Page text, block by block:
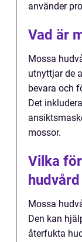
använder
Vad är
Mossa
utnyttjar de
bevara och
Det
mossor.
Vilka
Mossa
Den kan
återfukta